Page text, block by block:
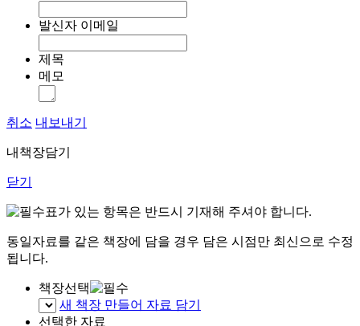
발신자 이메일
제목
메모
취소 내보내기
내책장담기
닫기
표가 있는 항목은 반드시 기재해 주셔야 합니다.
동일자료를 같은 책장에 담을 경우 담은 시점만 최신으로 수정
됩니다.
책장선택
새 책장 만들어 자료 담기
선택한 자료